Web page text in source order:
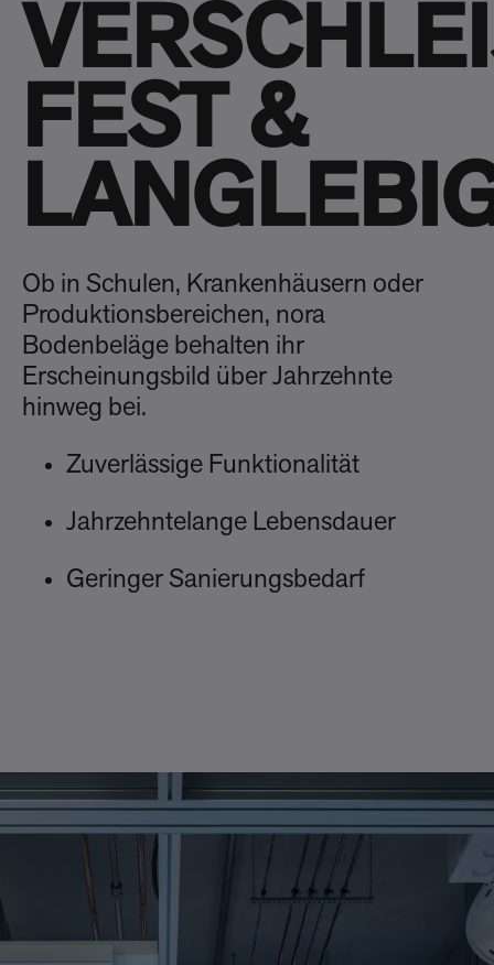
FEST &
Ob in Schulen, Krankenhäusern oder
Produktionsbereichen, nora
Bodenbeläge behalten ihr
Erscheinungsbild über Jahrzehnte
hinweg bei.
Zuverlässige Funktionalität
Jahrzehntelange Lebensdauer
Geringer Sanierungsbedarf